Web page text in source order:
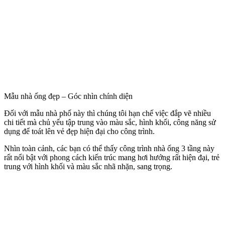
Mẫu nhà ống đẹp – Góc nhìn chính diện
Đối với mẫu nhà phố này thì chúng tôi hạn chế việc đắp vẽ nhiều
chi tiết mà chủ yếu tập trung vào màu sắc, hình khối, công năng sử
dụng để toát lên vẻ đẹp hiện đại cho công trình.
​Nhìn toàn cảnh, các bạn có thể thấy công trình nhà ống 3 tầng này
rất nổi bật với phong cách kiến trúc mang hơi hướng rất hiện đại, trẻ
trung với hình khối và màu sắc nhã nhặn, sang trọng.